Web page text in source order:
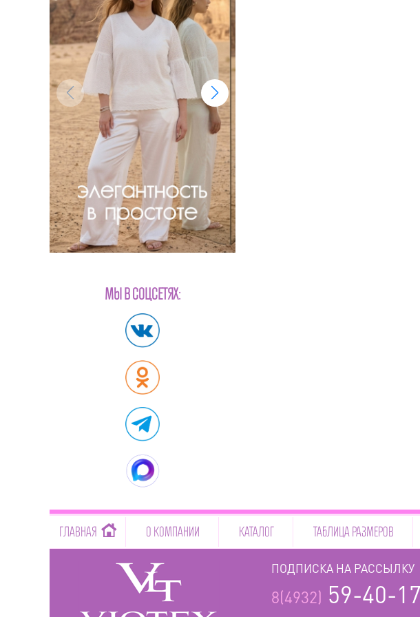
МЫ В СОЦСЕТЯХ:
ГЛАВНАЯ О КОМПАНИИ КАТАЛОГ ТАБЛИЦА РАЗМЕРОВ
ПОДПИСКА НА РАССЫЛКУ
8(4932) 59-40-17
-->